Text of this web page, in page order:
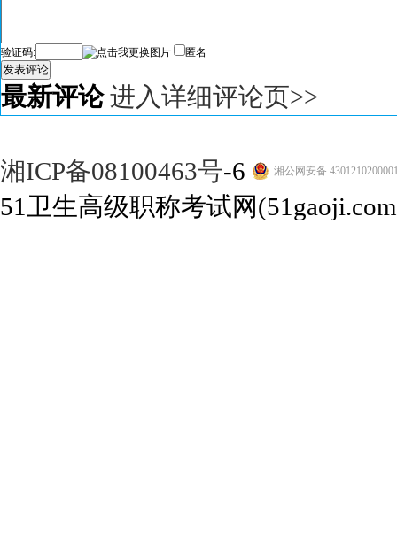
验证码: 匿名
发表评论
最新评论 进入详细评论页>>
湘ICP备08100463号-6 湘公网安备
51卫生高级职称考试网